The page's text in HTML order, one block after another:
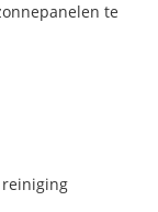
te
reiniging